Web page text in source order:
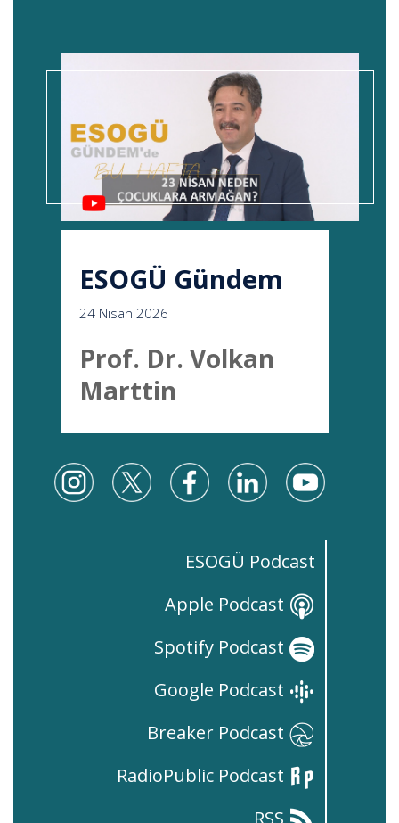
ESOGÜ Gündem
24 Nisan 2026
Prof. Dr. Volkan
Marttin
ESOGÜ Podcast
Apple Podcast
Spotify Podcast
Google Podcast
Breaker Podcast
RadioPublic Podcast
RSS